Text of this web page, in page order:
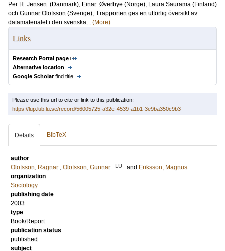
Per H. Jensen (Danmark), Einar Øverbye (Norge), Laura Saurama (Finland)
och Gunnar Olofsson (Sverige), I rapporten ges en utförlig översikt av
datamaterialet i den svenska... (More)
Links
Research Portal page
Alternative location
Google Scholarfind title
Please use this url to cite or link to this publication:
https://lup.lub.lu.se/record/56005725-a32c-4539-a1b1-3e9ba350c9b3
Details BibTeX
author
Olofsson, Ragnar ; Olofsson, Gunnar LU and Eriksson, Magnus
organization
Sociology
publishing date
2003
type
Book/Report
publication status
published
subject